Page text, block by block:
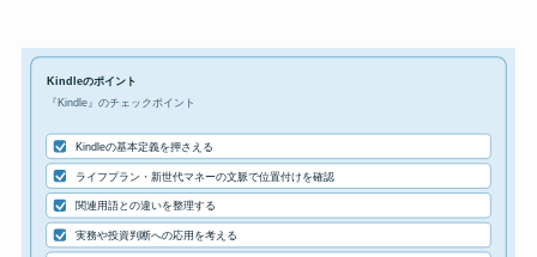
Kindleのポイント
『Kindle』のチェックポイント
Kindleの基本定義を押さえる
ライフプラン・新世代マネーの文脈で位置付けを確認
関連用語との違いを整理する
実務や投資判断への応用を考える